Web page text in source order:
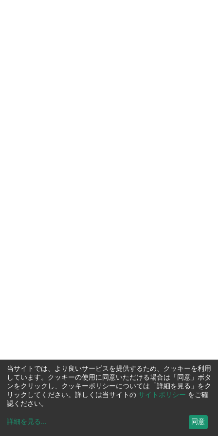
当サイトでは、より良いサービスを提供するため、クッキーを利用
しています。クッキーの使用に同意いただける場合は「同意」ボタ
ンをクリックし、クッキーポリシーについては「詳細を見る」をク
リックしてください。詳しくは当サイトの サイトポリシー をご確
認ください。
詳細を見る ... 同意